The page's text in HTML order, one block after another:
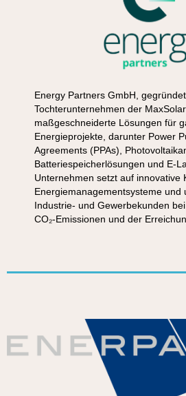
Energy Partners GmbH,
Tochterunternehmen der
maßgeschneiderte Lösungen für
Energieprojekte, darunter Power
Agreements (PPAs),
Batteriespeicherlösungen und E-
Unternehmen setzt auf innovative
Energiemanagementsysteme und
Industrie- und Gewerbekunden
CO₂-Emissionen und der